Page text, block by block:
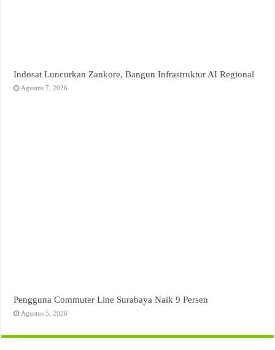
Indosat Luncurkan Zankore, Bangun Infrastruktur AI Regional
Agustus 7, 2026
Pengguna Commuter Line Surabaya Naik 9 Persen
Agustus 5, 2026